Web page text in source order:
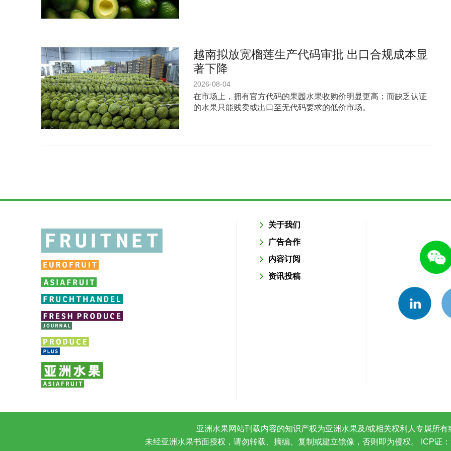
越南拟放宽榴莲生产代码审批 出口合规成本显
著下降
2026-08-04
在市场上，拥有官方代码的果园水果收购价明显更高；而缺乏认证
的水果只能贱卖或出口至无代码要求的低价市场。
关于我们
广告合作
内容订阅
资讯投稿
亚洲水果网站刊载内容的知识产权为亚洲水果及/或相关权利人专属所有
未经亚洲水果书面授权，请勿转载、摘编、复制或建立镜像，否则即为侵权。
ICP证